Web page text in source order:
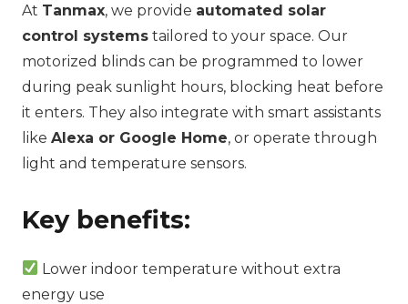
At Tanmax, we provide automated solar
control systems tailored to your space. Our
motorized blinds can be programmed to lower
during peak sunlight hours, blocking heat before
it enters. They also integrate with smart assistants
like Alexa or Google Home, or operate through
light and temperature sensors.
Key benefits:
Lower indoor temperature without extra
energy use